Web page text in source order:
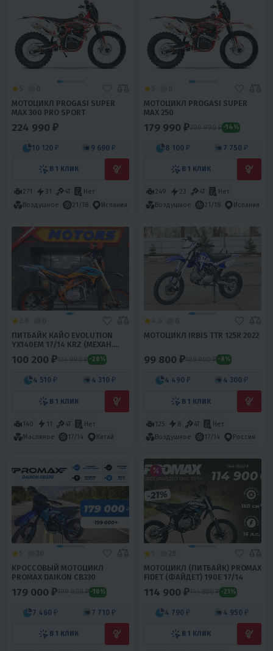
МОТОЦИКЛ PROGASI SUPER
MAX 300 PRO SPORT
224 990 ₽
10 120 ₽ 9 690 ₽
В 1 КЛИК
271 31 4T
Нет
Воздушное
21/18 Испания
МОТОЦИКЛ PROGASI SUPER
MAX 250
179 990 ₽209 990 ₽ -14%
8 100 ₽ 7 750 ₽
В 1 КЛИК
249 23 4T
Нет
Воздушное
21/18 Испания
ПИТБАЙК КАЙО EVOLUTION
YX140EM 17/14 KRZ (МЕХАН.
СЦЕПЛ., ЭЛ. СТАРТЕР 2022 Г.)
100 200 ₽124 990 ₽ -20%
4 510 ₽ 4 310 ₽
В 1 КЛИК
140 11 4T
Нет
Масляное
17/14 Китай
МОТОЦИКЛ IRBIS TTR 125R 2022
99 800 ₽108 900 ₽ -8%
4 490 ₽ 4 300 ₽
В 1 КЛИК
125 8 4T
Нет
Воздушное
17/14 Россия
КРОССОВЫЙ МОТОЦИКЛ
PROMAX DAIKON CB330
179 000 ₽199 000 ₽ -10%
7 460 ₽ 7 710 ₽
В 1 КЛИК
МОТОЦИКЛ (ПИТБАЙК) PROMAX
FIDET (ФАЙДЕТ) 190E 17/14
114 900 ₽144 800 ₽ -21%
4 790 ₽ 4 950 ₽
В 1 КЛИК